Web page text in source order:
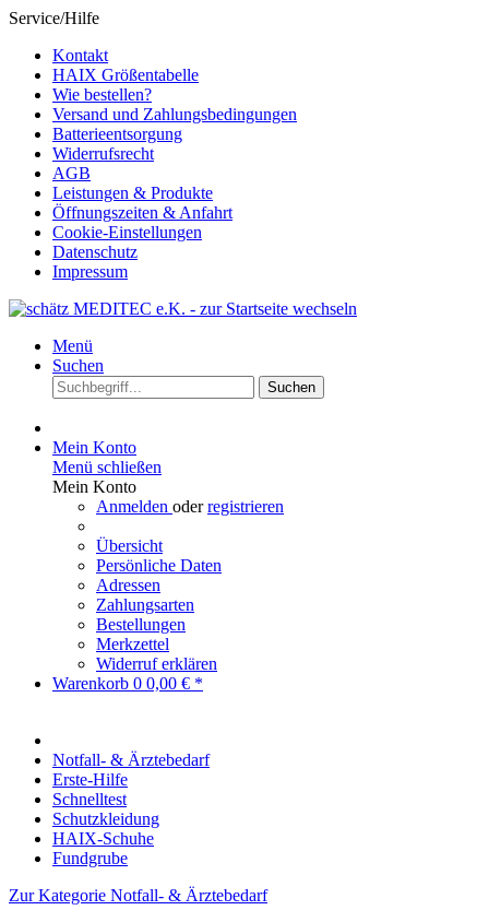
Service/Hilfe
Kontakt
HAIX Größentabelle
Wie bestellen?
Versand und Zahlungsbedingungen
Batterieentsorgung
Widerrufsrecht
AGB
Leistungen & Produkte
Öffnungszeiten & Anfahrt
Cookie-Einstellungen
Datenschutz
Impressum
Menü
Suchen
Suchen
Mein Konto
Menü schließen
Mein Konto
Anmelden oderregistrieren
Übersicht
Persönliche Daten
Adressen
Zahlungsarten
Bestellungen
Merkzettel
Widerruf erklären
Warenkorb 0 0,00 € *
Notfall- & Ärztebedarf
Erste-Hilfe
Schnelltest
Schutzkleidung
HAIX-Schuhe
Fundgrube
Zur Kategorie Notfall- & Ärztebedarf